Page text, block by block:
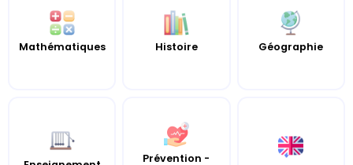
Mathématiques Histoire Géographie
Prévention -